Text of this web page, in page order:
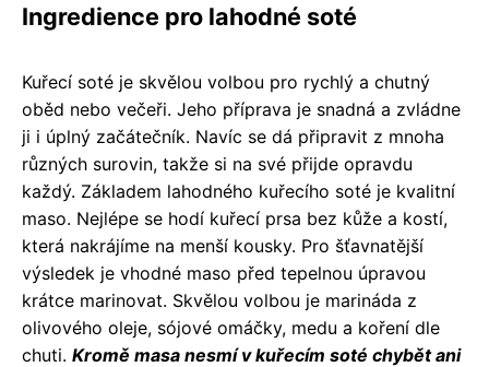
Ingredience pro lahodné soté
Kuřecí soté je skvělou volbou pro rychlý a chutný
oběd nebo večeři. Jeho příprava je snadná a zvládne
ji i úplný začátečník. Navíc se dá připravit z mnoha
různých surovin, takže si na své přijde opravdu
každý. Základem lahodného kuřecího soté je kvalitní
maso. Nejlépe se hodí kuřecí prsa bez kůže a kostí,
která nakrájíme na menší kousky. Pro šťavnatější
výsledek je vhodné maso před tepelnou úpravou
krátce marinovat. Skvělou volbou je marináda z
olivového oleje, sójové omáčky, medu a koření dle
chuti. Kromě masa nesmí v kuřecím soté chybět ani